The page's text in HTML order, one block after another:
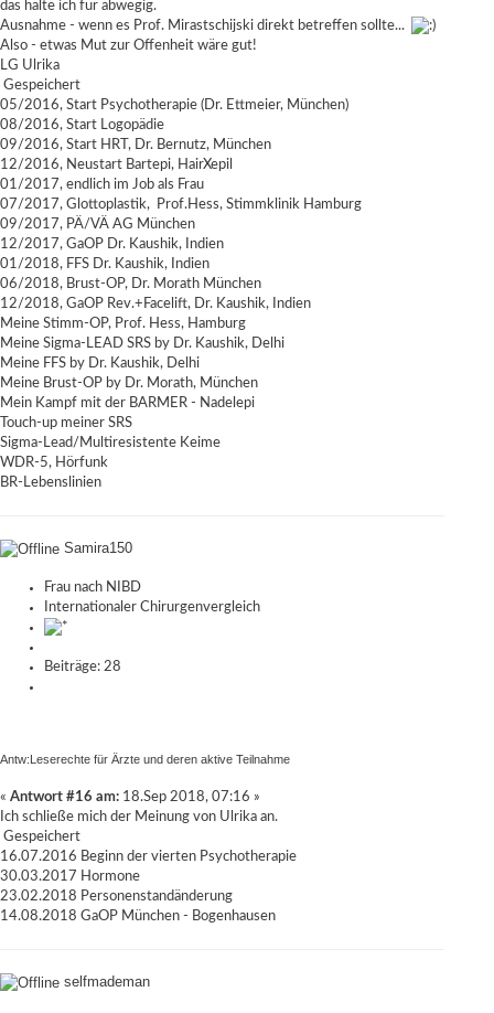
das halte ich für abwegig.
Ausnahme - wenn es Prof. Mirastschijski direkt betreffen sollte...
Also - etwas Mut zur Offenheit wäre gut!
LG Ulrika
Gespeichert
05/2016, Start Psychotherapie (Dr. Ettmeier, München)
08/2016, Start Logopädie
09/2016, Start HRT, Dr. Bernutz, München
12/2016, Neustart Bartepi, HairXepil
01/2017, endlich im Job als Frau
07/2017, Glottoplastik, Prof.Hess, Stimmklinik Hamburg
09/2017, PÄ/VÄ AG München
12/2017, GaOP Dr. Kaushik, Indien
01/2018, FFS Dr. Kaushik, Indien
06/2018, Brust-OP, Dr. Morath München
12/2018, GaOP Rev.+Facelift, Dr. Kaushik, Indien
Meine Stimm-OP, Prof. Hess, Hamburg
Meine Sigma-LEAD SRS by Dr. Kaushik, Delhi
Meine FFS by Dr. Kaushik, Delhi
Meine Brust-OP by Dr. Morath, München
Mein Kampf mit der BARMER - Nadelepi
Touch-up meiner SRS
Sigma-Lead/Multiresistente Keime
WDR-5, Hörfunk
BR-Lebenslinien
Samira150
Frau nach NIBD
Internationaler Chirurgenvergleich
Beiträge: 28
Antw:Leserechte für Ärzte und deren aktive Teilnahme
« Antwort #16 am: 18.Sep 2018, 07:16 »
Ich schließe mich der Meinung von Ulrika an.
Gespeichert
16.07.2016 Beginn der vierten Psychotherapie
30.03.2017 Hormone
23.02.2018 Personenstandänderung
14.08.2018 GaOP München - Bogenhausen
selfmademan